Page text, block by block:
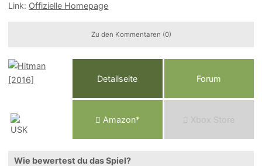
Link: Offizielle Homepage
Zu den Kommentaren (0)
Detailseite Forum
Amazon* Xbox Store
Wie bewertest du das Spiel?